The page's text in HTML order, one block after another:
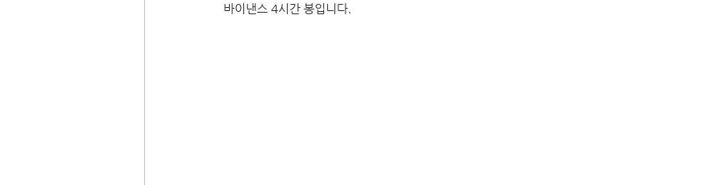
바이낸스 4시간 봉입니다.